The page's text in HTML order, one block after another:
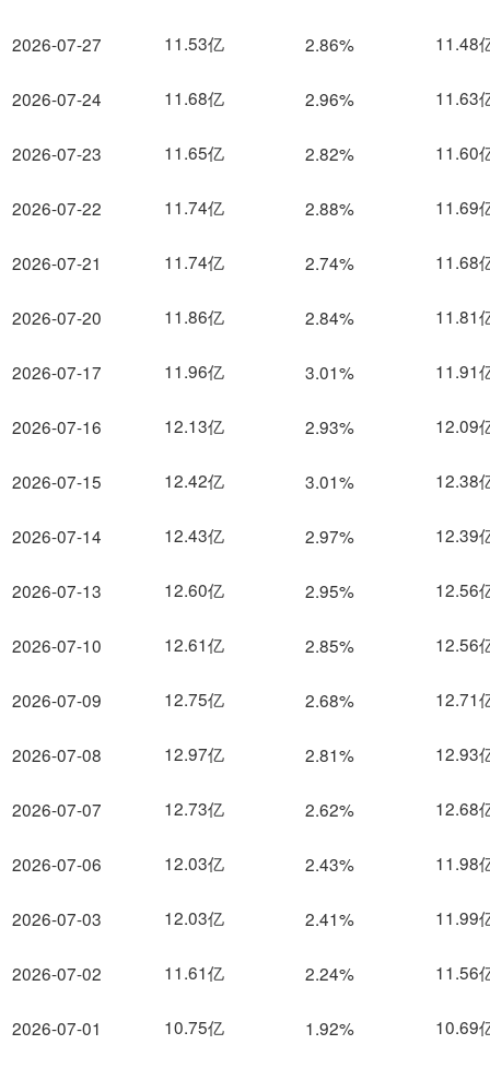
2026-07-27
2026-07-24
2026-07-23
2026-07-22
2026-07-21
2026-07-20
2026-07-17
2026-07-16
2026-07-15
2026-07-14
2026-07-13
2026-07-10
2026-07-09
2026-07-08
2026-07-07
2026-07-06
2026-07-03
2026-07-02
2026-07-01
11.53亿 2.86% 11.48
11.68亿 2.96% 11.63
11.65亿 2.82% 11.60
11.74亿 2.88% 11.69
11.74亿 2.74% 11.68
11.86亿 2.84% 11.81
11.96亿 3.01% 11.91
12.13亿 2.93% 12.09
12.42亿 3.01% 12.38
12.43亿 2.97% 12.39
12.60亿 2.95% 12.56
12.61亿 2.85% 12.56
12.75亿 2.68% 12.71
12.97亿 2.81% 12.93
12.73亿 2.62% 12.68
12.03亿 2.43% 11.98
12.03亿 2.41% 11.99
11.61亿 2.24% 11.56
10.75亿 1.92% 10.69